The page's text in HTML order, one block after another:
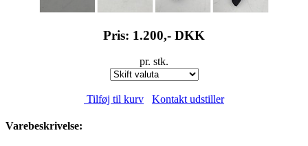
Pris: 1.200,- DKK
pr. stk.
Tilføj til kurv Kontakt udstiller
Varebeskrivelse: